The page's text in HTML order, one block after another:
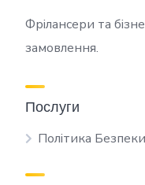
Фрілансери та
замовлення.
Послуги
Політика